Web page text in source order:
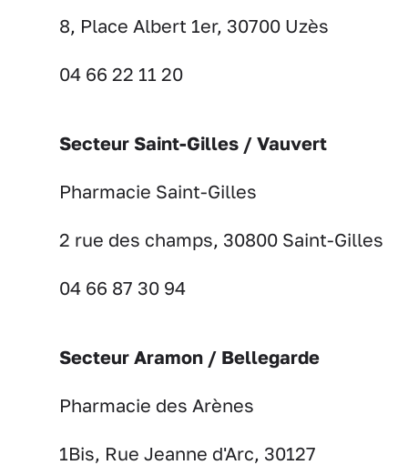
8, Place Albert 1er, 30700 Uzès
04 66 22 11 20
Secteur Saint-Gilles / Vauvert
Pharmacie Saint-Gilles
2 rue des champs, 30800 Saint-Gilles
04 66 87 30 94
Secteur Aramon / Bellegarde
Pharmacie des Arènes
1Bis, Rue Jeanne d'Arc, 30127